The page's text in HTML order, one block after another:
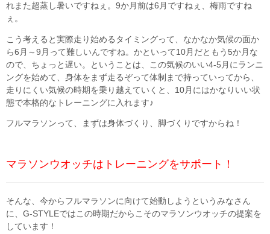
れまた超蒸し暑いですねぇ。9か月前は6月ですねぇ、梅雨ですね
ぇ。
こう考えると実際走り始めるタイミングって、なかなか気候の面か
ら6月～9月って難しいんですね。かといって10月だともう5か月な
ので、ちょっと遅い。ということは、この気候のいい4-5月にランニ
ングを始めて、身体をまず走るぞって体制まで持っていってから、
走りにくい気候の時期を乗り越えていくと、10月にはかなりいい状
態で本格的なトレーニングに入れます♪
フルマラソンって、まずは身体づくり、脚づくりですからね！
マラソンウオッチはトレーニングをサポート！
そんな、今からフルマラソンに向けて始動しようというみなさん
に、G-STYLEではこの時期だからこそのマラソンウオッチの提案を
しています！